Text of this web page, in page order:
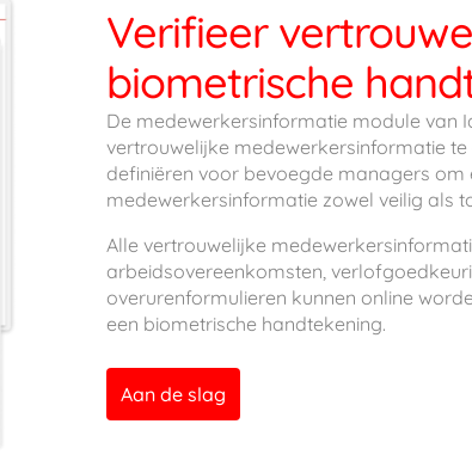
Verifieer
biometrische
De medewerkersinformatie module van
vertrouwelijke medewerkersinformatie
definiëren voor bevoegde managers
medewerkersinformatie zowel veilig als
Alle vertrouwelijke
arbeidsovereenkomsten,
overurenformulieren kunnen online
een biometrische handtekening.
Aan de slag